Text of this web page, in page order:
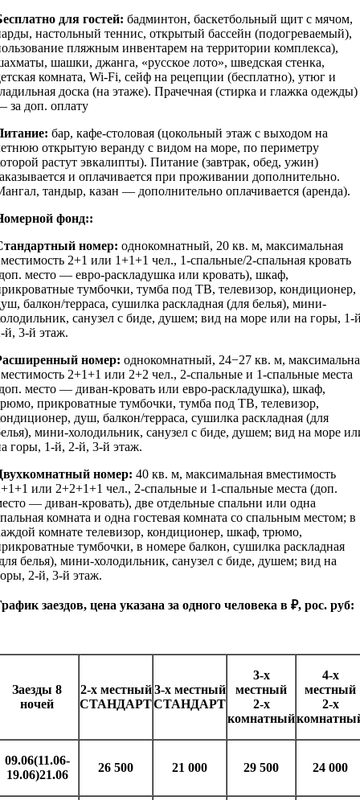
для гостей: бадминтон, баскетбольный щит с мячом,
настольный теннис, открытый бассейн (подогреваемый),
пляжным инвентарем на территории комплекса),
шашки, джанга, «русское лото», шведская стенка,
комната, Wi-Fi, сейф на рецепции (бесплатно), утюг и
доска (на этаже). Прачечная (стирка и глажка одежды)
за доп. оплату
бар, кафе-столовая (цокольный этаж с выходом на
открытую веранду с видом на море, по периметру
растут эвкалипты). Питание (завтрак, обед, ужин)
и оплачивается при проживании дополнительно.
тандыр, казан — дополнительно оплачивается (аренда).
фонд::
номер: однокомнатный, 20 кв. м, максимальная
2+1 или 1+1+1 чел., 1-спальные/2-спальная кровать
место — евро-раскладушка или кровать), шкаф,
тумбочки, тумба под ТВ, телевизор, кондиционер,
балкон/терраса, сушилка раскладная (для белья), мини-
санузел с биде, душем; вид на море или на горы, 1-
й, 3-й этаж.
номер: однокомнатный, 24−27 кв. м,
2+1+1 или 2+2 чел., 2-спальные и 1-спальные места
место — диван-кровать или евро-раскладушка), шкаф,
прикроватные тумбочки, тумба под ТВ, телевизор,
душ, балкон/терраса, сушилка раскладная (для
мини-холодильник, санузел с биде, душем; вид на море
горы, 1-й, 2-й, 3-й этаж.
номер: 40 кв. м, максимальная вместимость
или 2+2+1+1 чел., 2-спальные и 1-спальные места (доп.
— диван-кровать), две отдельные спальни или одна
комната и одна гостевая комната со спальным местом; в
комнате телевизор, кондиционер, шкаф, трюмо,
тумбочки, в номере балкон, сушилка раскладная
белья), мини-холодильник, санузел с биде, душем; вид на
2-й, 3-й этаж.
заездов, цена указана за одного человека в ₽, рос. руб:
Заезды 8
ночей
2-х местный
СТАНДАРТ
3-х местный
СТАНДАРТ
3-х
местный
2-х
комнатный
4-х
местный
2-х
09.06(11.06-
19.06)21.06
26 500 21 000 29 500 24 000